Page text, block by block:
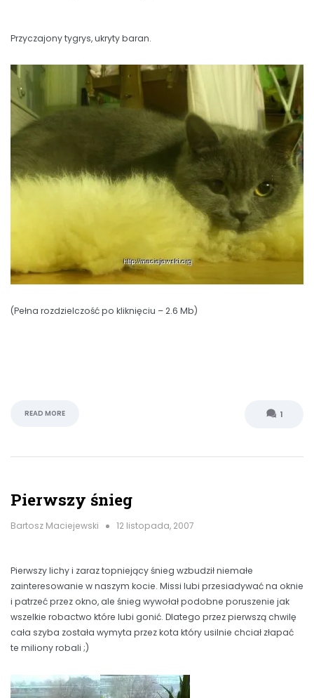
Przyczajony tygrys, ukryty baran.
(Pełna rozdzielczość po kliknięciu – 2.6 Mb)
READ MORE 1
Pierwszy śnieg
Bartosz Maciejewski 12 listopada, 2007
Pierwszy lichy i zaraz topniejący śnieg wzbudził niemałe
zainteresowanie w naszym kocie. Missi lubi przesiadywać na oknie
i patrzeć przez okno, ale śnieg wywołał podobne poruszenie jak
wszelkie robactwo które lubi gonić. Dlatego przez pierwszą chwilę
cała szyba została wymyta przez kota który usilnie chciał złapać
te miliony robali ;)